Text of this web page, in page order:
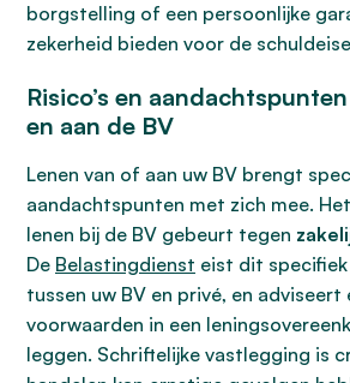
borgstelling of een persoonlijke
zekerheid bieden voor de
Risico’s en
en aan de BV
Lenen van of aan uw BV brengt
aandachtspunten met zich mee.
lenen bij de BV gebeurt tegen
De Belastingdienst eist dit specifiek
tussen uw BV en privé, en
voorwaarden in een
leggen. Schriftelijke vastlegging is